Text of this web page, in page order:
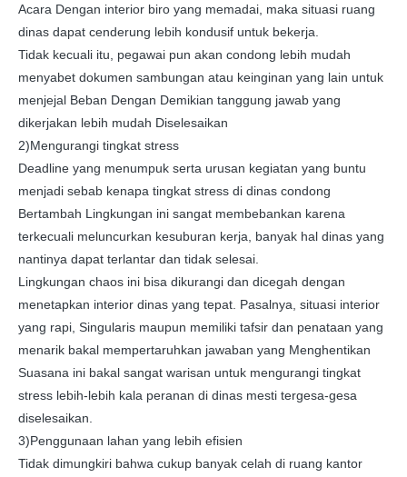
Acara Dengan interior biro yang memadai, maka situasi ruang
dinas dapat cenderung lebih kondusif untuk bekerja.
Tidak kecuali itu, pegawai pun akan condong lebih mudah
menyabet dokumen sambungan atau keinginan yang lain untuk
menjejal Beban Dengan Demikian tanggung jawab yang
dikerjakan lebih mudah Diselesaikan
2)Mengurangi tingkat stress
Deadline yang menumpuk serta urusan kegiatan yang buntu
menjadi sebab kenapa tingkat stress di dinas condong
Bertambah Lingkungan ini sangat membebankan karena
terkecuali meluncurkan kesuburan kerja, banyak hal dinas yang
nantinya dapat terlantar dan tidak selesai.
Lingkungan chaos ini bisa dikurangi dan dicegah dengan
menetapkan interior dinas yang tepat. Pasalnya, situasi interior
yang rapi, Singularis maupun memiliki tafsir dan penataan yang
menarik bakal mempertaruhkan jawaban yang Menghentikan
Suasana ini bakal sangat warisan untuk mengurangi tingkat
stress lebih-lebih kala peranan di dinas mesti tergesa-gesa
diselesaikan.
3)Penggunaan lahan yang lebih efisien
Tidak dimungkiri bahwa cukup banyak celah di ruang kantor